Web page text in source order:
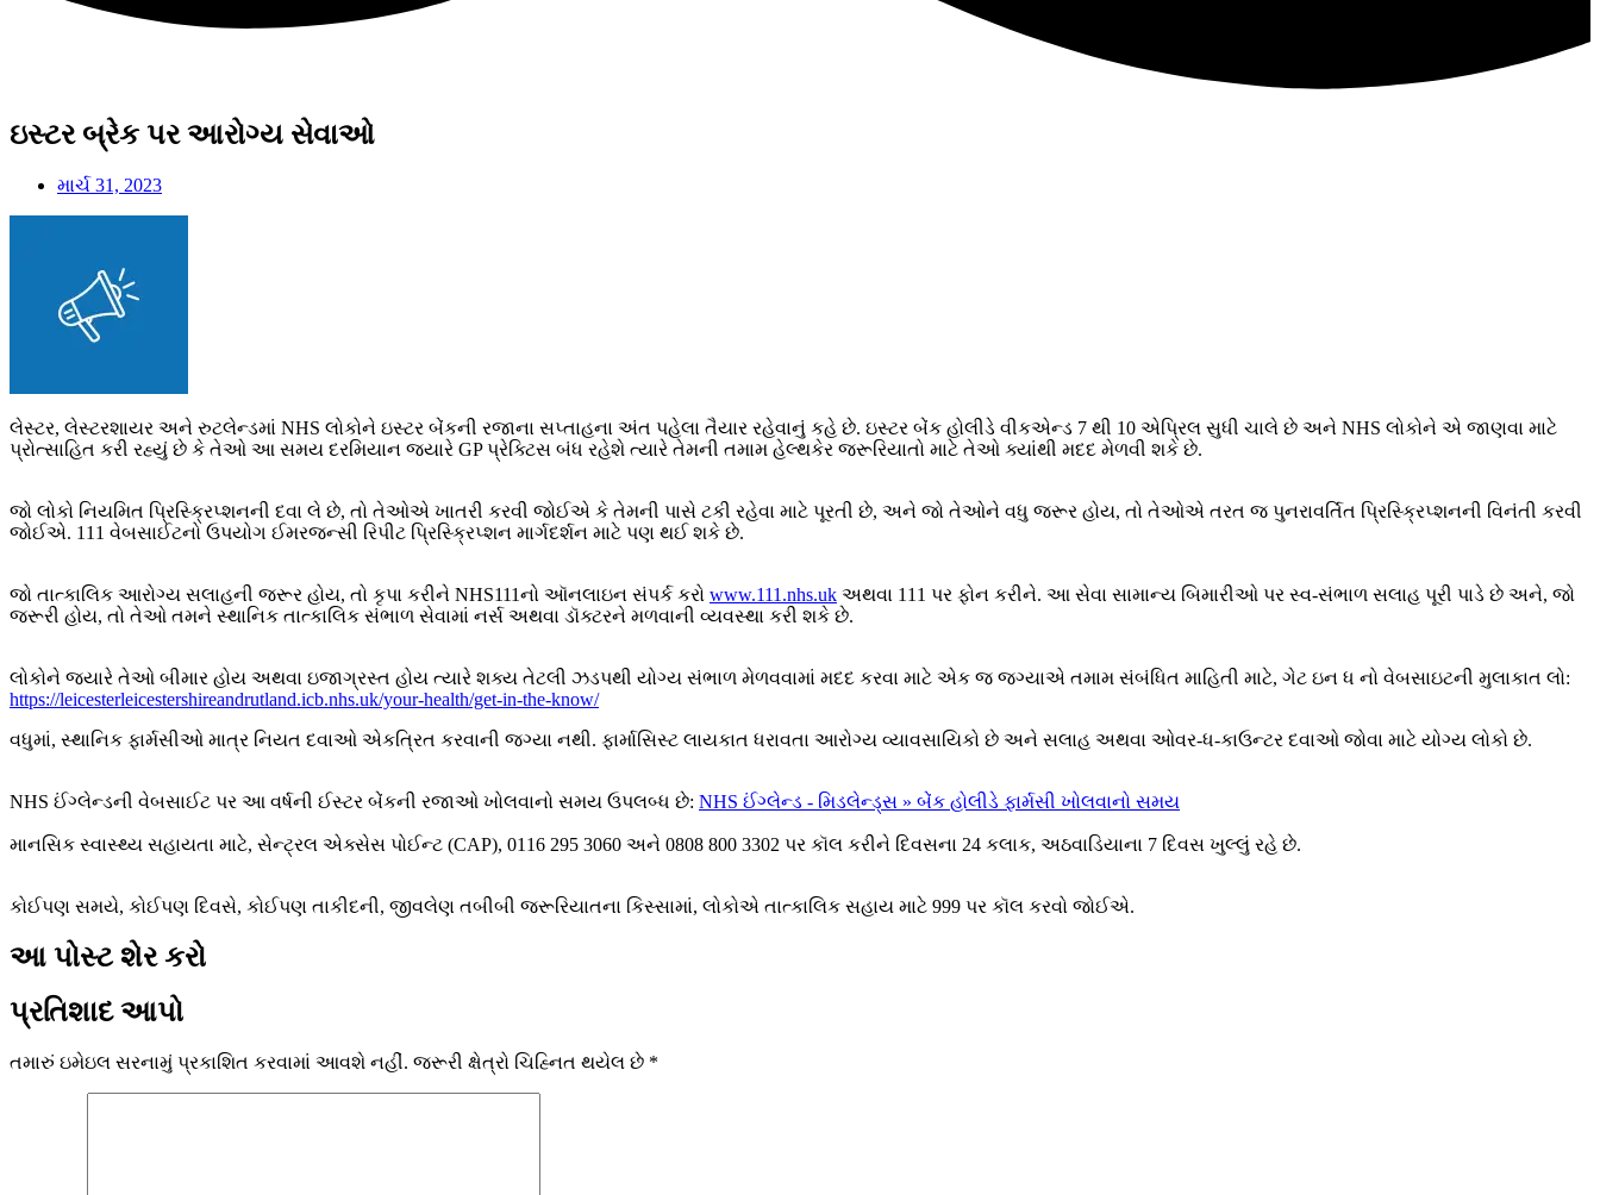
ઇસ્ટર બ્રેક પર આરોગ્ય સેવાઓ
માર્ચ 31, 2023
લેસ્ટર, લેસ્ટરશાયર અને રુટલેન્ડમાં NHS લોકોને ઇસ્ટર બેંકની રજાના સપ્તાહના અંત પહેલા તૈયાર રહેવાનું કહે છે. ઇસ્ટર બેંક હોલીડે વીકએન્ડ 7 થી 10 એપ્રિલ સુધી ચાલે છે અને NHS લોકોને એ જાણવા માટે
પ્રોત્સાહિત કરી રહ્યું છે કે તેઓ આ સમય દરમિયાન જ્યારે GP પ્રેક્ટિસ બંધ રહેશે ત્યારે તેમની તમામ હેલ્થકેર જરૂરિયાતો માટે તેઓ ક્યાંથી મદદ મેળવી શકે છે.
જો લોકો નિયમિત પ્રિસ્ક્રિપ્શનની દવા લે છે, તો તેઓએ ખાતરી કરવી જોઈએ કે તેમની પાસે ટકી રહેવા માટે પૂરતી છે, અને જો તેઓને વધુ જરૂર હોય, તો તેઓએ તરત જ પુનરાવર્તિત પ્રિસ્ક્રિપ્શનની વિનંતી કરવી
જોઈએ. 111 વેબસાઈટનો ઉપયોગ ઈમરજન્સી રિપીટ પ્રિસ્ક્રિપ્શન માર્ગદર્શન માટે પણ થઈ શકે છે.
જો તાત્કાલિક આરોગ્ય સલાહની જરૂર હોય, તો કૃપા કરીને NHS111નો ઑનલાઇન સંપર્ક કરો www.111.nhs.uk અથવા 111 પર ફોન કરીને. આ સેવા સામાન્ય બિમારીઓ પર સ્વ-સંભાળ સલાહ પૂરી પાડે છે અને, જો
જરૂરી હોય, તો તેઓ તમને સ્થાનિક તાત્કાલિક સંભાળ સેવામાં નર્સ અથવા ડૉક્ટરને મળવાની વ્યવસ્થા કરી શકે છે.
લોકોને જ્યારે તેઓ બીમાર હોય અથવા ઇજાગ્રસ્ત હોય ત્યારે શક્ય તેટલી ઝડપથી યોગ્ય સંભાળ મેળવવામાં મદદ કરવા માટે એક જ જગ્યાએ તમામ સંબંધિત માહિતી માટે, ગેટ ઇન ધ નો વેબસાઇટની મુલાકાત લો:
https://leicesterleicestershireandrutland.icb.nhs.uk/your-health/get-in-the-know/
વધુમાં, સ્થાનિક ફાર્મસીઓ માત્ર નિયત દવાઓ એકત્રિત કરવાની જગ્યા નથી. ફાર્માસિસ્ટ લાયકાત ધરાવતા આરોગ્ય વ્યાવસાયિકો છે અને સલાહ અથવા ઓવર-ધ-કાઉન્ટર દવાઓ જોવા માટે યોગ્ય લોકો છે.
NHS ઈંગ્લેન્ડની વેબસાઈટ પર આ વર્ષની ઈસ્ટર બેંકની રજાઓ ખોલવાનો સમય ઉપલબ્ધ છે: NHS ઈંગ્લેન્ડ - મિડલેન્ડ્સ » બેંક હોલીડે ફાર્મસી ખોલવાનો સમય
માનસિક સ્વાસ્થ્ય સહાયતા માટે, સેન્ટ્રલ એક્સેસ પોઈન્ટ (CAP), 0116 295 3060 અને 0808 800 3302 પર કૉલ કરીને દિવસના 24 કલાક, અઠવાડિયાના 7 દિવસ ખુલ્લું રહે છે.
કોઈપણ સમયે, કોઈપણ દિવસે, કોઈપણ તાકીદની, જીવલેણ તબીબી જરૂરિયાતના કિસ્સામાં, લોકોએ તાત્કાલિક સહાય માટે 999 પર કૉલ કરવો જોઈએ.
આ પોસ્ટ શેર કરો
પ્રતિશાદ આપો
તમારું ઇમેઇલ સરનામું પ્રકાશિત કરવામાં આવશે નહીં. જરૂરી ક્ષેત્રો ચિહ્નિત થયેલ છે *